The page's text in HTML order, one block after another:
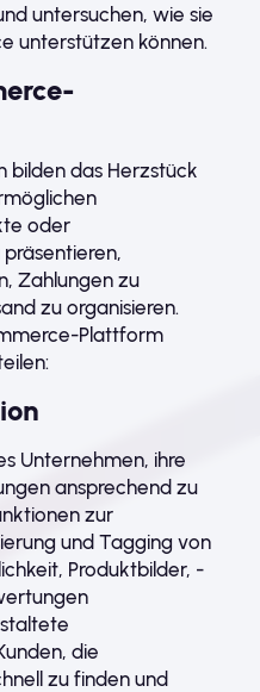
untersuchen, wie sie
unterstützen können.
das Herzstück
oder
Zahlungen zu
zu organisieren.
Plattform
Unternehmen, ihre
ansprechend zu
zur
und Tagging von
Produktbilder, -
die
zu finden und